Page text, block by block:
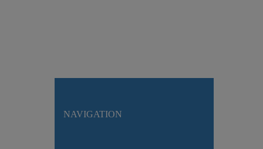
NAVIGATION